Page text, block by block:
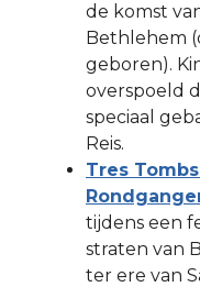
de komst
Bethlehem
geboren).
overspoeld
speciaal
Reis.
Tres
tijdens een
straten van
ter ere van